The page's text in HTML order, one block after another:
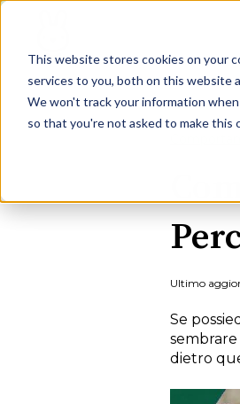
This website stores cookies on your
services to you, both on this website
We won't track your information
so that you're not asked to make this
Ultimo
Se
dietro